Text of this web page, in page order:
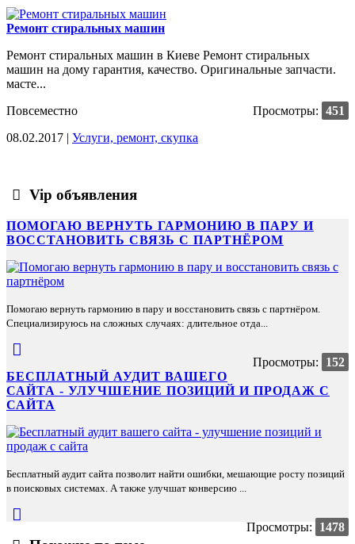
Ремонт стиральных машин
Ремонт стиральных машин в Киеве Ремонт стиральных
машин на дому гарантия, качество. Оригинальные запчасти.
масте...
Повсеместно
Просмотры: 451
08.02.2017 | Услуги, ремонт, скупка
Vip объявления
ПОМОГАЮ ВЕРНУТЬ ГАРМОНИЮ В ПАРУ И
ВОССТАНОВИТЬ СВЯЗЬ С ПАРТНЁРОМ
Помогаю вернуть гармонию в пару и восстановить связь с партнёром.
Специализируюсь на сложных случаях: длительное отда...
Просмотры:
152
БЕСПЛАТНЫЙ АУДИТ ВАШЕГО
САЙТА - УЛУЧШЕНИЕ ПОЗИЦИЙ И ПРОДАЖ С
САЙТА
Бесплатный аудит сайта позволит найти ошибки, мешающие росту позиций
в поисковых системах. А также улучшат конверсию ...
Просмотры: 1478